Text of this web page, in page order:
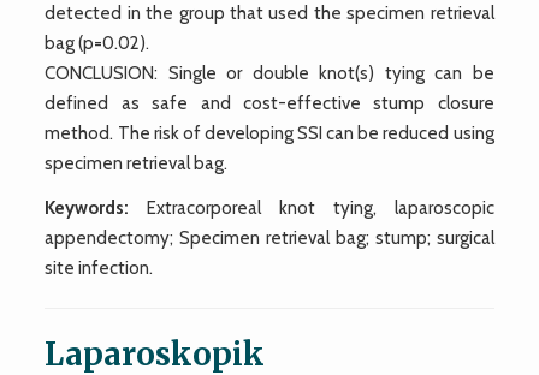
detected in the group that used the specimen retrieval
bag (p=0.02).
CONCLUSION: Single or double knot(s) tying can be
defined as safe and cost-effective stump closure
method. The risk of developing SSI can be reduced using
specimen retrieval bag.
Keywords: Extracorporeal knot tying, laparoscopic
appendectomy; Specimen retrieval bag; stump; surgical
site infection.
Laparoskopik